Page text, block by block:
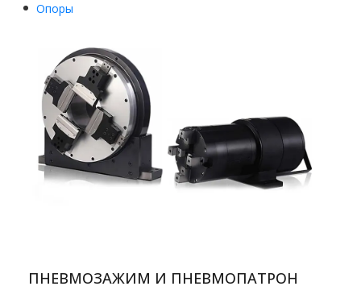
Опоры
ПНЕВМОЗАЖИМ И ПНЕВМОПАТРОН